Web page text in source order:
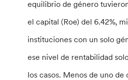
equilibrio de género
el capital (Roe) del 6.42%,
instituciones con un solo
ese nivel de rentabilidad
los casos. Menos de uno de